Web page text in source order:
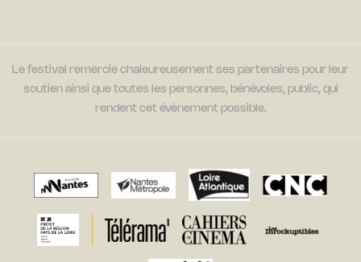
Le festival remercie chaleureusement ses partenaires pour leur
soutien ainsi que toutes les personnes, bénévoles, public, qui
rendent cet évènement possible.